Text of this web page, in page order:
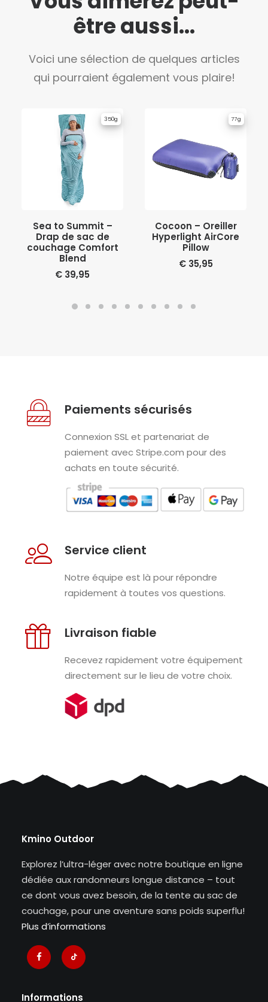
être aussi...
Voici une sélection de quelques articles
qui pourraient également vous plaire!
350g
AJOUTER AU PANIER
Sea to Summit –
Drap de sac de
couchage Comfort
Blend
€ 39,95
77g
AJOUTER AU PANIER
Cocoon – Oreiller
Hyperlight AirCore
Pillow
€35,95
Paiements sécurisés
Connexion SSL et partenariat de
paiement avec Stripe.com pour des
achats en toute sécurité.
Service client
Notre équipe est là pour répondre
rapidement à toutes vos questions.
Livraison fiable
Recevez rapidement votre équipement
directement sur le lieu de votre choix.
Kmino Outdoor
Explorez l’ultra-léger avec notre boutique en ligne
dédiée aux randonneurs longue distance – tout
ce dont vous avez besoin, de la tente au sac de
couchage, pour une aventure sans poids superflu!
Plus d’informations
Informations